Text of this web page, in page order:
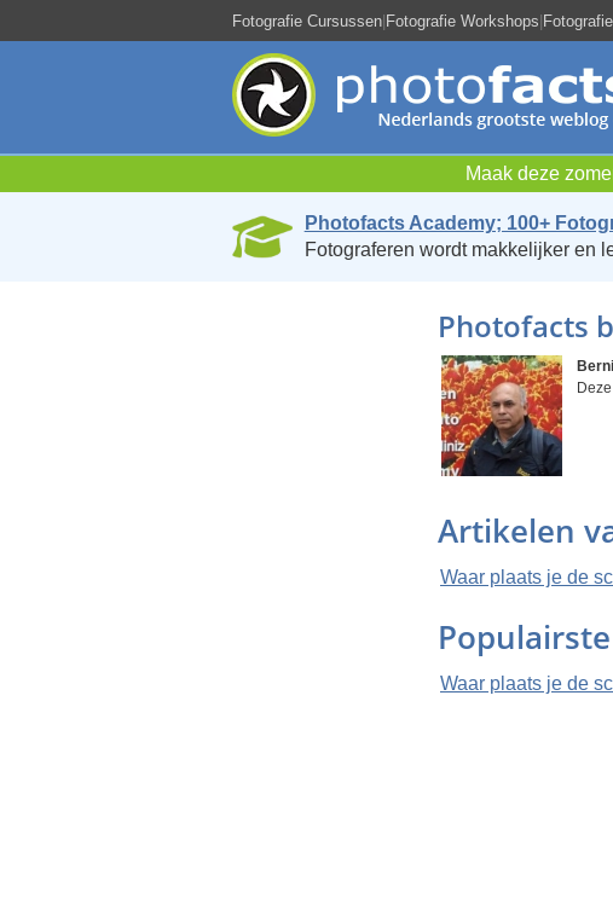
Fotografie Cursussen|Fotografie Workshops|
Maak deze
Photofacts Academy; 100+
Fotograferen wordt makkelijker en
Photofacts
Artikelen
Waar plaats je de
Waar plaats je de